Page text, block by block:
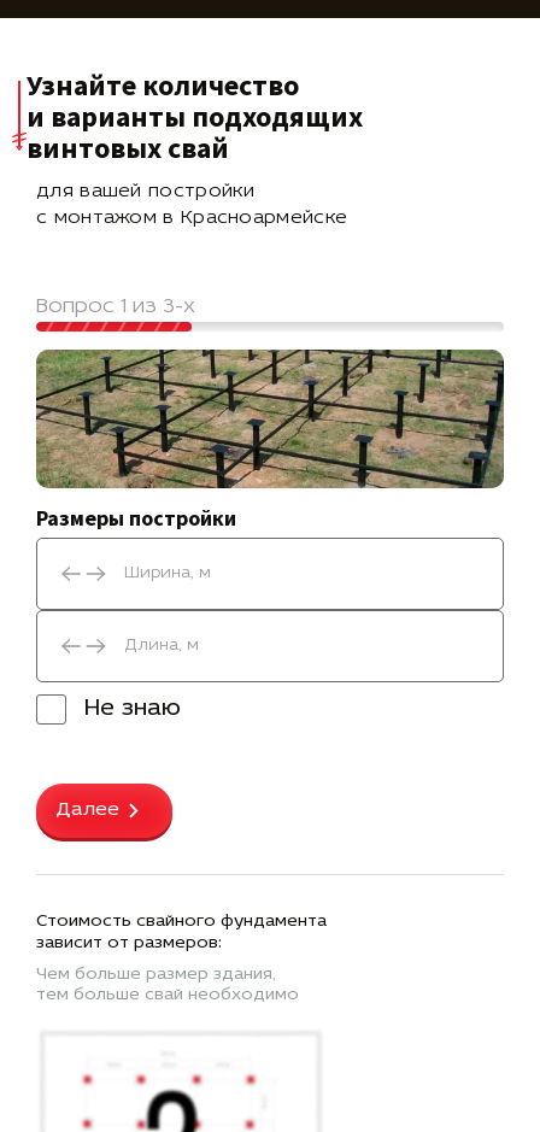
Узнайте количество
и варианты подходящих
винтовых свай
для вашей постройки
с монтажом в Красноармейске
Вопрос 1 из 3-х
Размеры постройки
Не знаю
Далее
Стоимость свайного фундамента
зависит от размеров:
Чем больше размер здания,
тем больше свай необходимо